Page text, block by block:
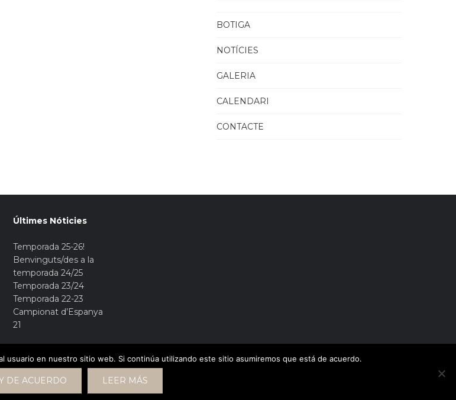
BOTIGA
NOTÍCIES
GALERIA
CALENDARI
CONTACTE
Últimes Nóticies
Temporada 25-26!
Benvinguts/des a la
temporada 24/25
Temporada 23/24
Temporada 22-23
Campionat d’Espanya
21
usuario en nuestro sitio web. Si continúa utilizando este sitio asumiremos que está de acuerdo.
DE ACUERDO LEER MÁS